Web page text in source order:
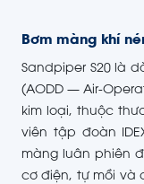
Bơm màng khí
Sandpiper S20 là
(AODD — Air-
kim loại, thuộc
viên tập đoàn
màng luân phiên
cơ điện, tự mồi và